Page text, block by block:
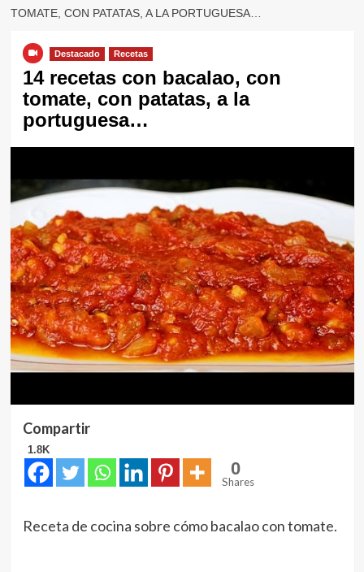
TOMATE, CON PATATAS, A LA PORTUGUESA…
Destacado Recetas
14 recetas con bacalao, con
tomate, con patatas, a la
portuguesa…
Compartir
1.8K
0
Shares
Receta de cocina sobre cómo bacalao con tomate.